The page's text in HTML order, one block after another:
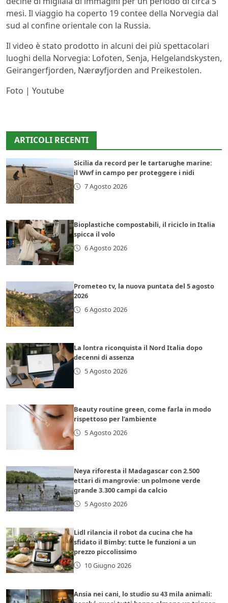
mesi. Il viaggio ha coperto 19 contee della Norvegia dal
sud al confine orientale con la Russia.
Il video è stato prodotto in alcuni dei più spettacolari
luoghi della Norvegia: Lofoten, Senja, Helgelandskysten,
Geirangerfjorden, Nærøyfjorden and Preikestolen.
Foto | Youtube
ARTICOLI RECENTI
Sicilia da record per le tartarughe marine:
il Wwf in campo per proteggere i nidi
7 Agosto 2026
Bioplastiche compostabili, il riciclo in Italia
spicca il volo
6 Agosto 2026
Prometeo tv, la nuova puntata del 5 agosto
2026
6 Agosto 2026
La lontra riconquista il Nord Italia dopo
decenni di assenza
5 Agosto 2026
Beauty routine green, come farla in modo
rispettoso per l’ambiente
5 Agosto 2026
Neya riforesta il Madagascar con 2.500
ettari di mangrovie: un polmone verde
grande 3.300 campi da calcio
5 Agosto 2026
Lidl rilancia il robot da cucina che ha
sfidato il Bimby: tutte le funzioni a un
prezzo piccolissimo
10 Giugno 2026
Ansia nei cani, lo studio su 43 mila animali: